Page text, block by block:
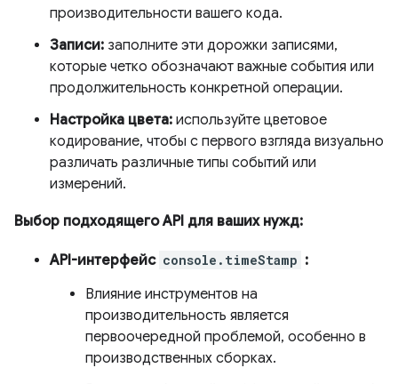
производительности вашего кода.
Записи: заполните эти дорожки записями,
которые четко обозначают важные события или
продолжительность конкретной операции.
Настройка цвета: используйте цветовое
кодирование, чтобы с первого взгляда визуально
различать различные типы событий или
измерений.
Выбор подходящего API для ваших нужд:
API-интерфейс console.timeStamp :
Влияние инструментов на
производительность является
первоочередной проблемой, особенно в
производственных сборках.